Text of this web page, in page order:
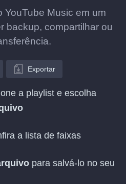
YouTube Music em um
backup, compartilhar ou
Exportar
a playlist e escolha
a lista de faixas
para salvá-lo no seu